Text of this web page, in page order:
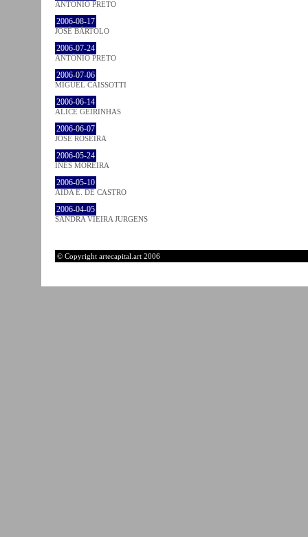
ANTÓNIO PRETO
2006-08-17
JOSÉ BÁRTOLO
2006-07-24
ANTÓNIO PRETO
2006-07-06
MIGUEL CAISSOTTI
2006-06-14
ALICE GEIRINHAS
2006-06-07
JOSÉ ROSEIRA
2006-05-24
INÊS MOREIRA
2006-05-10
AIDA E. DE CASTRO
2006-04-05
SANDRA VIEIRA JURGENS
© Copyright artecapital.art 2006